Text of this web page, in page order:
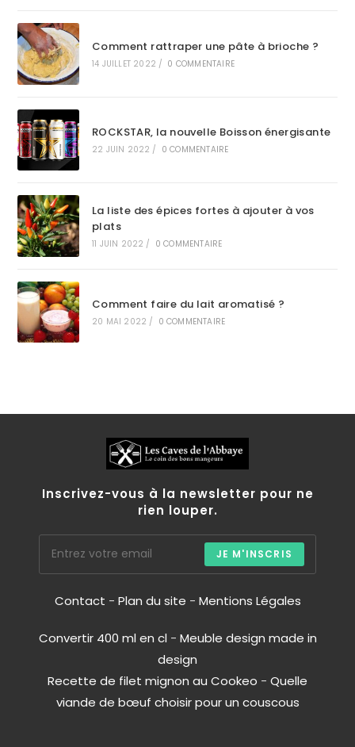
Comment rattraper une pâte à brioche ?
14 JUILLET 2022 / 0 COMMENTAIRE
ROCKSTAR, la nouvelle Boisson énergisante
22 JUIN 2022 / 0 COMMENTAIRE
La liste des épices fortes à ajouter à vos
plats
11 JUIN 2022 / 0 COMMENTAIRE
Comment faire du lait aromatisé ?
20 MAI 2022 / 0 COMMENTAIRE
Inscrivez-vous à la newsletter pour ne
rien louper.
JE M'INSCRIS
Contact - Plan du site - Mentions Légales
Convertir 400 ml en cl - Meuble design made in
design
Recette de filet mignon au Cookeo - Quelle
viande de bœuf choisir pour un couscous